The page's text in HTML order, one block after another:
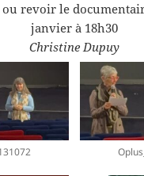
revoir le
janvier à 18h30
Christine Dupuy